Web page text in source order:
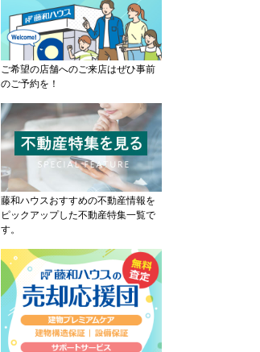
ご希望の店舗へのご来店はぜひ事前
のご予約を！
藤和ハウスおすすめの不動産情報を
ピックアップした不動産特集一覧で
す。